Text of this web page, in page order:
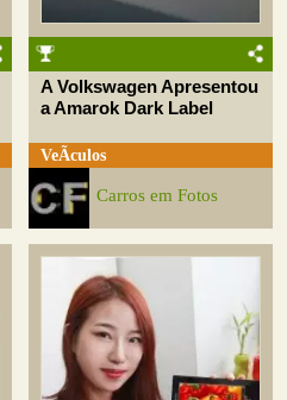
A Volkswagen Apresentou
a Amarok Dark Label
VeÃ­culos
Carros em Fotos